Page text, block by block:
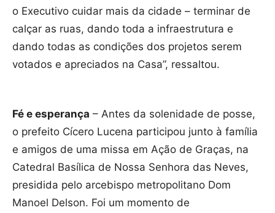
o Executivo cuidar mais da cidade – terminar de
calçar as ruas, dando toda a infraestrutura e
dando todas as condições dos projetos serem
votados e apreciados na Casa”, ressaltou.
Fé e esperança – Antes da solenidade de posse,
o prefeito Cícero Lucena participou junto à família
e amigos de uma missa em Ação de Graças, na
Catedral Basílica de Nossa Senhora das Neves,
presidida pelo arcebispo metropolitano Dom
Manoel Delson. Foi um momento de